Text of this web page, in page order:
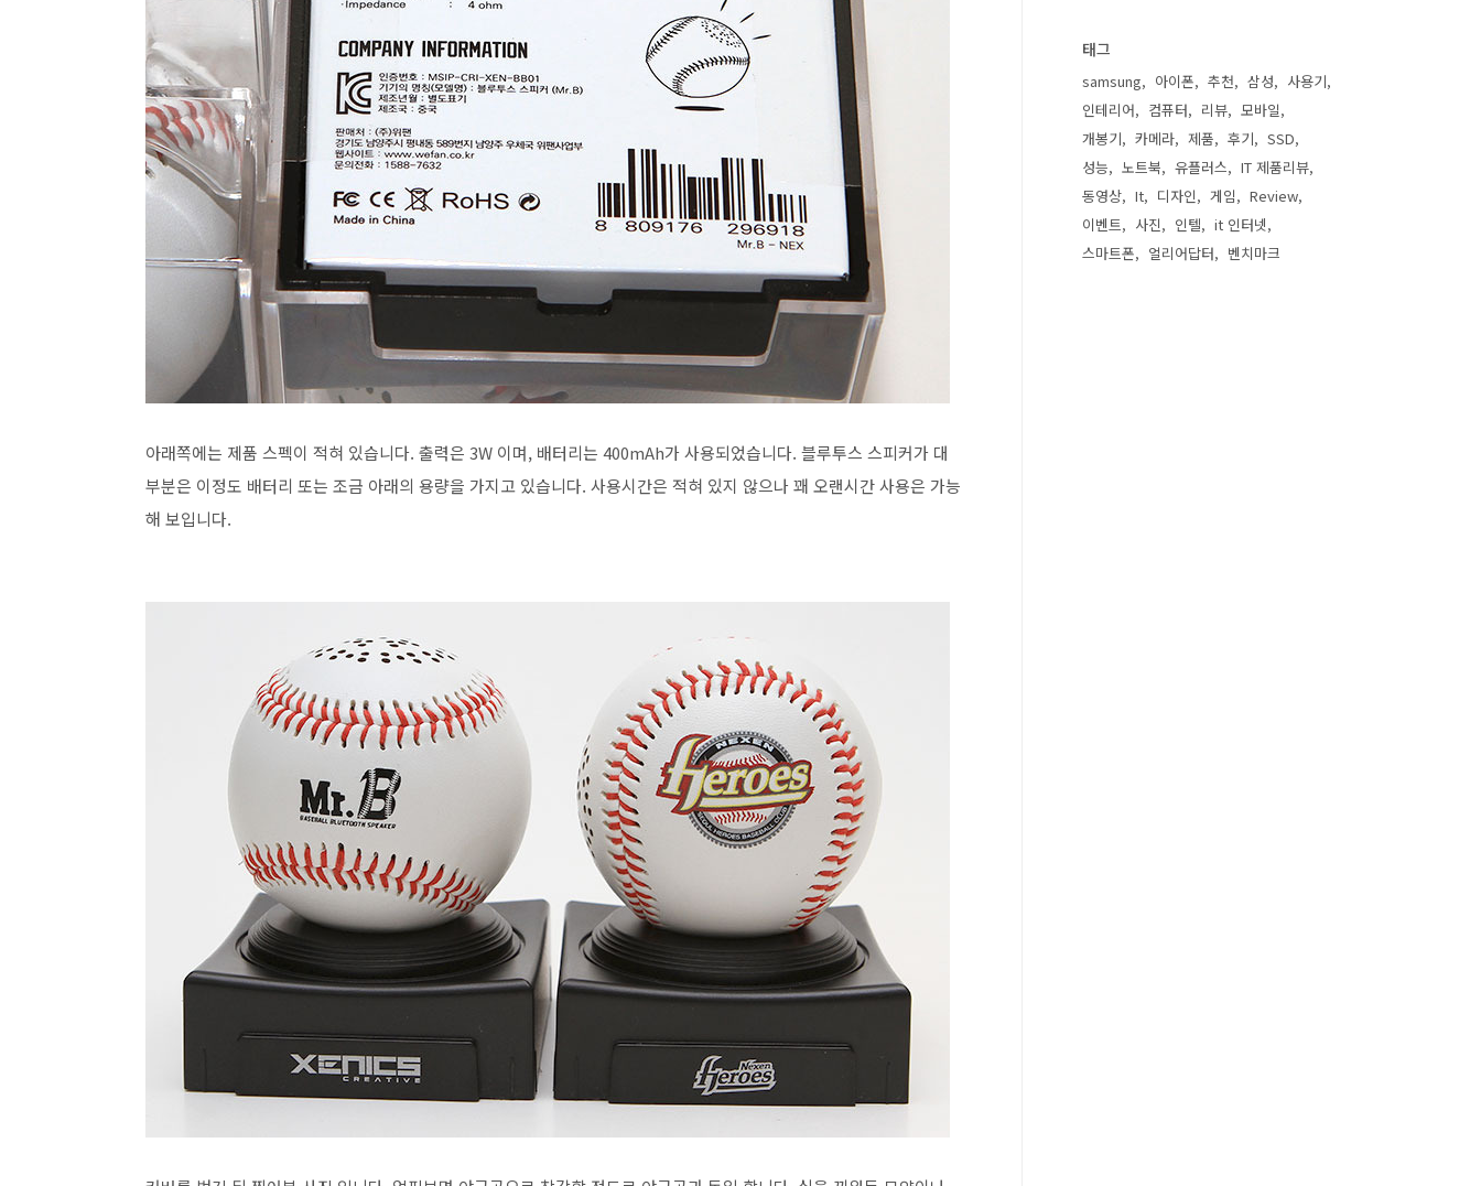
아래쪽에는 제품 스펙이 적혀 있습니다. 출력은 3W 이며, 배터리는 400mAh가 사용되었습니다. 블루투스 스피커가 대
부분은 이정도 배터리 또는 조금 아래의 용량을 가지고 있습니다. 사용시간은 적혀 있지 않으나 꽤 오랜시간 사용은 가능
해 보입니다.
태그
samsung 아이폰 추천 삼성
사용기
인테리어
컴퓨터 리뷰
모바일
개봉기
카메라 제품 후기
SSD
성능
노트북 유플러스
IT 제품리뷰
동영상
It 디자인 게임
Review
이벤트
사진 인텔
it 인터넷
스마트폰
얼리어답터 벤치마크